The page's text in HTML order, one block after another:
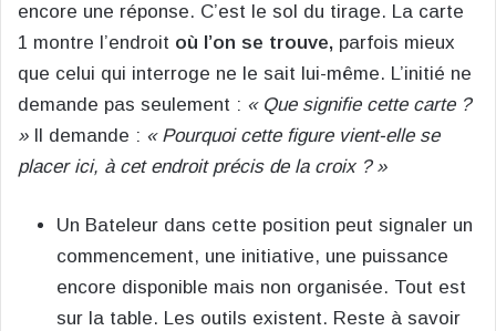
encore une réponse. C’est le sol du tirage. La carte
1 montre l’endroit où l’on se trouve, parfois mieux
que celui qui interroge ne le sait lui-même. L’initié ne
demande pas seulement : « Que signifie cette carte ?
»Il demande : « Pourquoi cette figure vient-elle se
placer ici, à cet endroit précis de la croix ? »
Un Bateleur dans cette position peut signaler un
commencement, une initiative, une puissance
encore disponible mais non organisée. Tout est
sur la table. Les outils existent. Reste à savoir